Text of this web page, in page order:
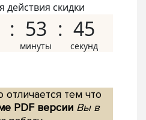
действия скидки
53 44
тем что
PDF версии Вы в